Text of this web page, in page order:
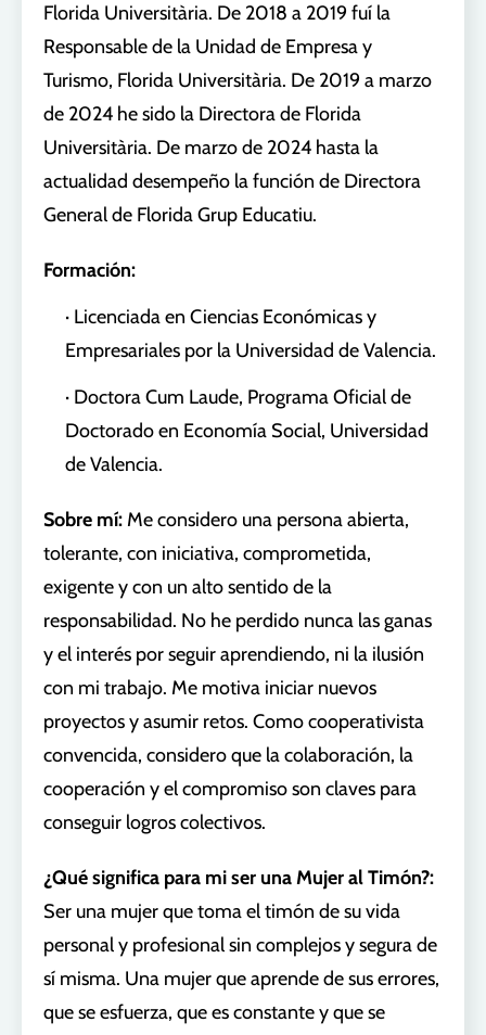
Florida Universitària. De 2018 a 2019 fuí la
Responsable de la Unidad de Empresa y
Turismo, Florida Universitària. De 2019 a marzo
de 2024 he sido la Directora de Florida
Universitària. De marzo de 2024 hasta la
actualidad desempeño la función de Directora
General de Florida Grup Educatiu.
Formación:
· Licenciada en Ciencias Económicas y
Empresariales por la Universidad de Valencia.
· Doctora Cum Laude, Programa Oficial de
Doctorado en Economía Social, Universidad
de Valencia.
Sobre mí: Me considero una persona abierta,
tolerante, con iniciativa, comprometida,
exigente y con un alto sentido de la
responsabilidad. No he perdido nunca las ganas
y el interés por seguir aprendiendo, ni la ilusión
con mi trabajo. Me motiva iniciar nuevos
proyectos y asumir retos. Como cooperativista
convencida, considero que la colaboración, la
cooperación y el compromiso son claves para
conseguir logros colectivos.
¿Qué significa para mi ser una Mujer al Timón?:
Ser una mujer que toma el timón de su vida
personal y profesional sin complejos y segura de
sí misma. Una mujer que aprende de sus errores,
que se esfuerza, que es constante y que se